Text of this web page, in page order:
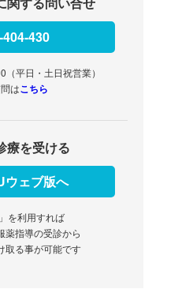
430
平日・土日祝営業）
はこちら
療を受ける
ェブ版へ
を利用すれば
薬指導の受診から
取る事が可能です